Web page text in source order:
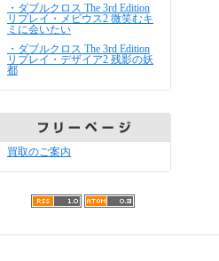
・ダブルクロス The 3rd Edition
リプレイ・メビウス2 微笑むキ
ミに会いたい
・ダブルクロス The 3rd Edition
リプレイ・デザイア2 残影の妖
都
買取のご案内